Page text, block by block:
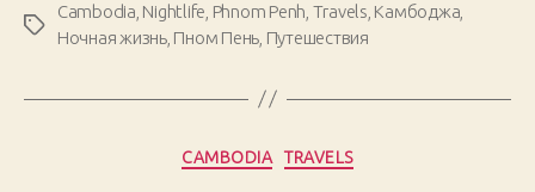
Days
Метки
Cambodia Nightlife Phnom Penh Travels Камбоджа
Ночная жизнь, Пном Пень Путешествия
Рубрики
CAMBODIA TRAVELS